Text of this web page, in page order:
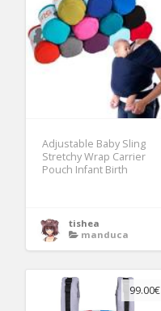
Adjustable Baby Sling
Stretchy Wrap Carrier
Pouch Infant Birth
tishea
manduca
99.00€